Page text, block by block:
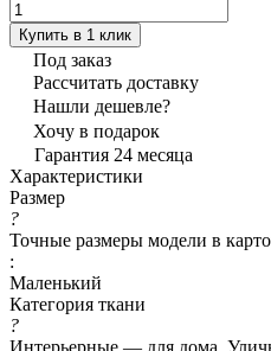
Купить в 1 клик
Под заказ
Рассчитать доставку
Нашли дешевле?
Хочу в подарок
Гарантия 24 месяца
Характеристики
Размер
?
Точные размеры модели в
:
Маленький
Категория ткани
?
Интерьерные — для дома,